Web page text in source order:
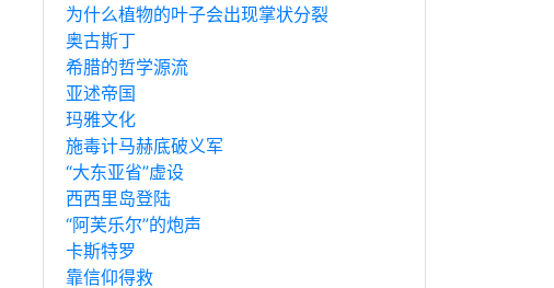
为什么植物的叶子会出现掌状分裂
奥古斯丁
希腊的哲学源流
亚述帝国
玛雅文化
施毒计马赫底破义军
“大东亚省”虚设
西西里岛登陆
“阿芙乐尔”的炮声
卡斯特罗
靠信仰得救